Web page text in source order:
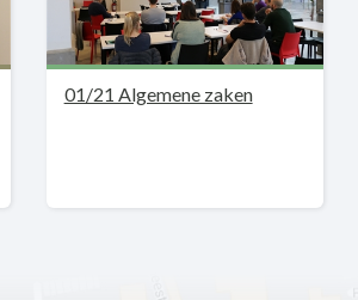
01/21 Algemene zaken